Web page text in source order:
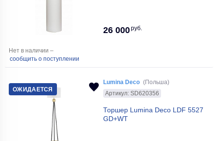
26 000руб.
Нет в наличии –
сообщить о поступлении
ОЖИДАЕТСЯ
Lumina Deco (Польша)
Артикул: SD620356
Торшер Lumina Deco LDF 5527
GD+WT